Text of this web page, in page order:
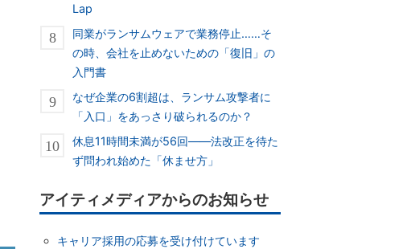
Lap
同業がランサムウェアで業務停止……そ
の時、会社を止めないための「復旧」の
入門書
なぜ企業の6割超は、ランサム攻撃者に
「入口」をあっさり破られるのか？
休息11時間未満が56回――法改正を待た
ず問われ始めた「休ませ方」
アイティメディアからのお知らせ
キャリア採用の応募を受け付けています